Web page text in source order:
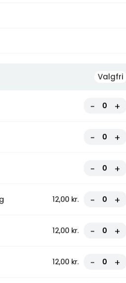
Valgfri
- +
- +
- +
12,00 kr. - +
12,00 kr. - +
12,00 kr. - +